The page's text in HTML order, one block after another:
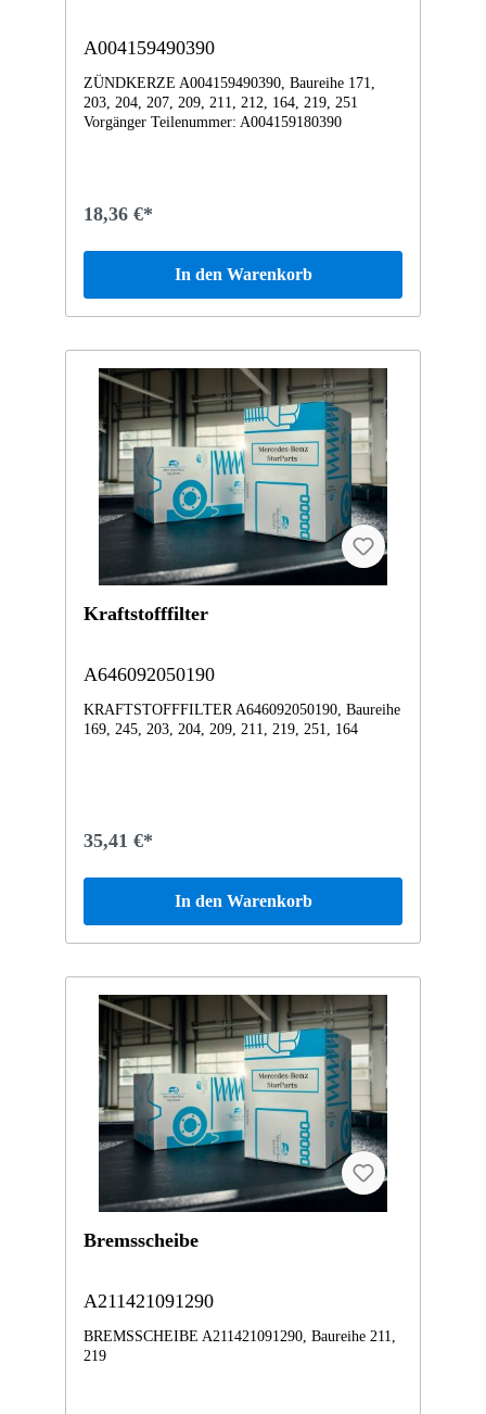
A004159490390
ZÜNDKERZE A004159490390, Baureihe 171,
203, 204, 207, 209, 211, 212, 164, 219, 251
Vorgänger Teilenummer: A004159180390
18,36 €*
In den Warenkorb
Kraftstofffilter
A646092050190
KRAFTSTOFFFILTER A646092050190, Baureihe
169, 245, 203, 204, 209, 211, 219, 251, 164
35,41 €*
In den Warenkorb
Bremsscheibe
A211421091290
BREMSSCHEIBE A211421091290, Baureihe 211,
219